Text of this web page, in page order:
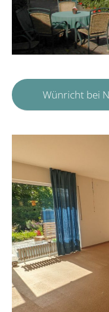
Wünricht bei